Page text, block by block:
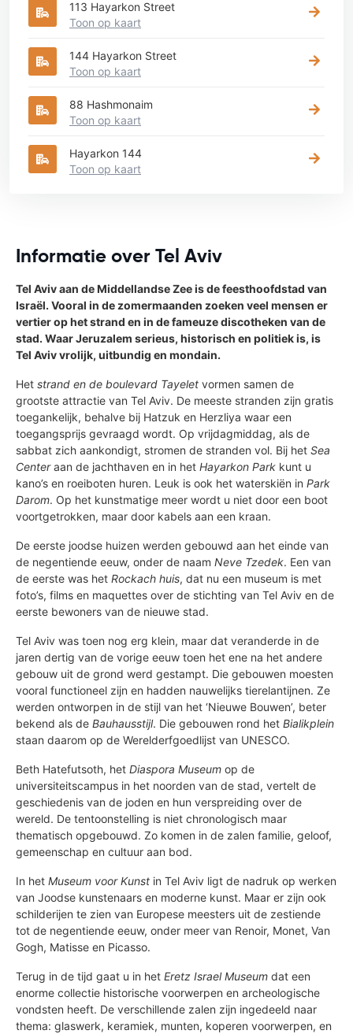
113 Hayarkon Street
Toon op kaart
144 Hayarkon Street
Toon op kaart
88 Hashmonaim
Toon op kaart
Hayarkon 144
Toon op kaart
Informatie over Tel Aviv
Tel Aviv aan de Middellandse Zee is de feesthoofdstad van
Israël. Vooral in de zomermaanden zoeken veel mensen er
vertier op het strand en in de fameuze discotheken van de
stad. Waar Jeruzalem serieus, historisch en politiek is, is
Tel Aviv vrolijk, uitbundig en mondain.
Het strand en de boulevard Tayelet vormen samen de
grootste attractie van Tel Aviv. De meeste stranden zijn gratis
toegankelijk, behalve bij Hatzuk en Herzliya waar een
toegangsprijs gevraagd wordt. Op vrijdagmiddag, als de
sabbat zich aankondigt, stromen de stranden vol. Bij het Sea
Centeraan de jachthaven en in het Hayarkon Park kunt u
kano’s en roeiboten huren. Leuk is ook het waterskiën in Park
Darom. Op het kunstmatige meer wordt u niet door een boot
voortgetrokken, maar door kabels aan een kraan.
De eerste joodse huizen werden gebouwd aan het einde van
de negentiende eeuw, onder de naam Neve Tzedek. Een van
de eerste was het Rockach huis, dat nu een museum is met
foto’s, films en maquettes over de stichting van Tel Aviv en de
eerste bewoners van de nieuwe stad.
Tel Aviv was toen nog erg klein, maar dat veranderde in de
jaren dertig van de vorige eeuw toen het ene na het andere
gebouw uit de grond werd gestampt. Die gebouwen moesten
vooral functioneel zijn en hadden nauwelijks tierelantijnen. Ze
werden ontworpen in de stijl van het ‘Nieuwe Bouwen’, beter
bekend als de Bauhausstijl. Die gebouwen rond het Bialikplein
staan daarom op de Werelderfgoedlijst van UNESCO.
Beth Hatefutsoth, het Diaspora Museum op de
universiteitscampus in het noorden van de stad, vertelt de
geschiedenis van de joden en hun verspreiding over de
wereld. De tentoonstelling is niet chronologisch maar
thematisch opgebouwd. Zo komen in de zalen familie, geloof,
gemeenschap en cultuur aan bod.
In het Museum voor Kunst in Tel Aviv ligt de nadruk op werken
van Joodse kunstenaars en moderne kunst. Maar er zijn ook
schilderijen te zien van Europese meesters uit de zestiende
tot de negentiende eeuw, onder meer van Renoir, Monet, Van
Gogh, Matisse en Picasso.
Terug in de tijd gaat u in het Eretz Israel Museum dat een
enorme collectie historische voorwerpen en archeologische
vondsten heeft. De verschillende zalen zijn ingedeeld naar
thema: glaswerk, keramiek, munten, koperen voorwerpen, en